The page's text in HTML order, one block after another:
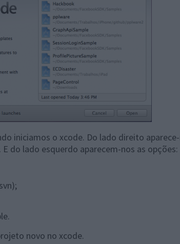
iniciamos o xcode. Do lado direito
do lado esquerdo aparecem-nos as opções:
novo no xcode.